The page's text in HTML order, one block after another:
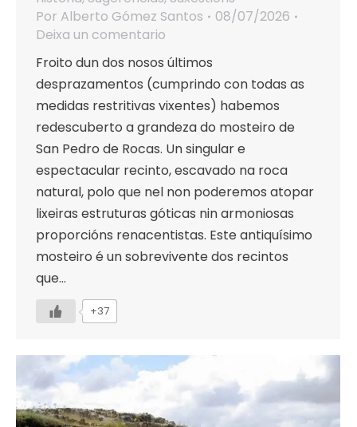
Por Alberto Gómez Santos
08/07/2026
Deixa un comentario
Froito dun dos nosos últimos
desprazamentos (cumprindo con todas as
medidas restritivas vixentes) habemos
redescuberto a grandeza do mosteiro de
San Pedro de Rocas. Un singular e
espectacular recinto, escavado na roca
natural, polo que nel non poderemos atopar
lixeiras estruturas góticas nin armoniosas
proporcións renacentistas. Este antiquísimo
mosteiro é un sobrevivente dos recintos
que…
+37